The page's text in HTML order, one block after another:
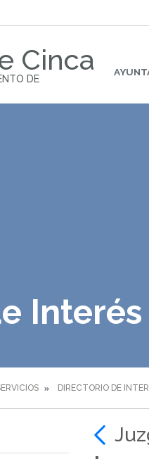
Cinca
DE
Interés
DIRECTORIO DE